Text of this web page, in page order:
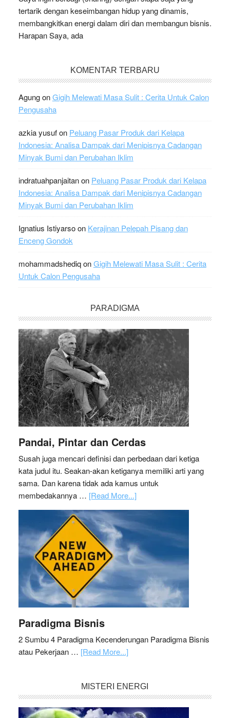
tertarik dengan keseimbangan hidup yang dinamis,
membangkitkan energi dalam diri dan membangun bisnis.
Harapan Saya, ada
KOMENTAR TERBARU
AgungonGigih Melewati Masa Sulit : Cerita Untuk Calon
Pengusaha
azkia yusufon Peluang Pasar Produk dari Kelapa
Indonesia: Analisa Dampak dari Menipisnya Cadangan
Minyak Bumi dan Perubahan Iklim
indratuahpanjaitanon Peluang Pasar Produk dari Kelapa
Indonesia: Analisa Dampak dari Menipisnya Cadangan
Minyak Bumi dan Perubahan Iklim
Ignatius Istiyarsoon Kerajinan Pelepah Pisang dan
Enceng Gondok
mohammadshediqonGigih Melewati Masa Sulit : Cerita
Untuk Calon Pengusaha
PARADIGMA
Pandai, Pintar dan Cerdas
Susah juga mencari definisi dan perbedaan dari ketiga
kata judul itu. Seakan-akan ketiganya memiliki arti yang
sama. Dan karena tidak ada kamus untuk
membedakannya … [Read More...]
Paradigma Bisnis
2 Sumbu 4 Paradigma Kecenderungan Paradigma Bisnis
atau Pekerjaan … [Read More...]
MISTERI ENERGI